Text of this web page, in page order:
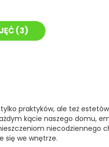
(3)
tylko praktyków, ale też
kącie naszego domu,
niecodziennego
się we wnętrze.